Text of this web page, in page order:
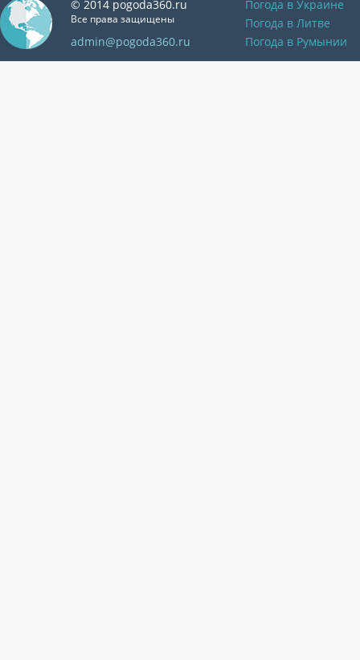
© 2014 pogoda360.ru
Все права защищены
admin@pogoda360.ru
Погода в Украине
Погода в Литве
Погода в Румынии